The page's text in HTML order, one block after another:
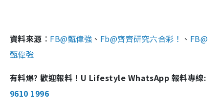
資料來源︰ FB@甄偉強 、 Fb@齊齊研究六合彩！ 、 FB@
甄偉強
有料爆? 歡迎報料！U Lifestyle WhatsApp 報料專線:
9610 1996